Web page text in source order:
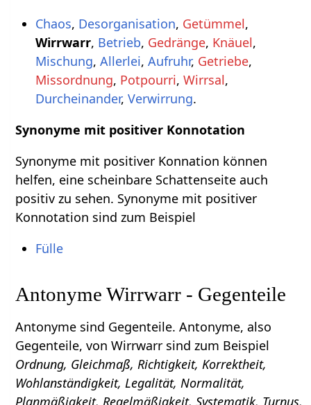
Chaos, Desorganisation, Getümmel,
Wirrwarr, Betrieb, Gedränge, Knäuel,
Mischung, Allerlei, Aufruhr, Getriebe,
Missordnung, Potpourri, Wirrsal,
Durcheinander, Verwirrung.
Synonyme mit positiver Konnotation
Synonyme mit positiver Konnation können
helfen, eine scheinbare Schattenseite auch
positiv zu sehen. Synonyme mit positiver
Konnotation sind zum Beispiel
Fülle
Antonyme Wirrwarr - Gegenteile
Antonyme sind Gegenteile. Antonyme, also
Gegenteile, von Wirrwarr sind zum Beispiel
Ordnung, Gleichmaß, Richtigkeit, Korrektheit,
Wohlanständigkeit, Legalität, Normalität,